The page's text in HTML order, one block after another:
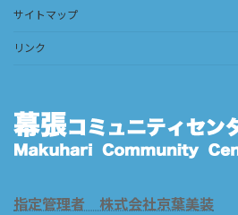
サイトマップ
リンク
指定管理者 株式会社京葉美装